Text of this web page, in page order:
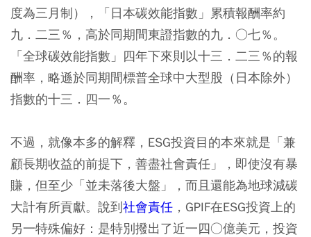
度為三月制），「日本碳效能指數」累積報酬率約
九．二三％，高於同期間東證指數的九．○七％。
「全球碳效能指數」四年下來則以十三．二三％的報
酬率，略遜於同期間標普全球中大型股（日本除外）
指數的十三．四一％。
不過，就像本多的解釋，ESG投資目的本來就是「兼
顧長期收益的前提下，善盡社會責任」，即使沒有暴
賺，但至少「並未落後大盤」，而且還能為地球減碳
大計有所貢獻。說到社會責任 ，GPIF在ESG投資上的
另一特殊偏好：是特別撥出了近一四○億美元，投資